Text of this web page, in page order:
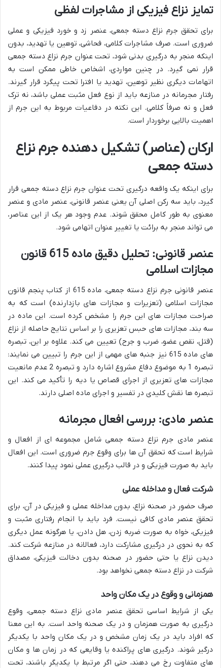
تمایز نزاع فیزیکی از مشاجرات لفظی
برای تحقق جرم نزاع دسته جمعی، عنصر زد و خورد فیزیکی و عملی
ضروری است. صرف مشاجرات کلامی، فحاشی، توهین یا تهدید، بدون
اینکه منجر به درگیری بدنی شود، تحت عنوان جرم نزاع دسته جمعی
قرار نمی گیرد. در چنین مواردی، اشخاص خاطی ممکن است به
اتهامات دیگری نظیر توهین، تهدید یا افترا تحت پیگرد قرار گیرند.
رفتار مجرمانه در منازعه باید از نوع فعل مثبت عملی باشد، نه ترک
فعل و نه صرفاً کلامی. این نکته در دفاعیات مربوط به این جرم از
اهمیت بالایی برخوردار است.
ارکان (عناصر) تشکیل دهنده جرم نزاع
دسته جمعی
برای اینکه یک واقعه درگیری تحت عنوان جرم نزاع دسته جمعی قرار
گیرد، باید سه رکن اصلی آن یعنی عنصر قانونی، عنصر مادی و عنصر
معنوی به طور کامل محقق شوند. عدم وجود هر یک از این عناصر،
می تواند منجر به برائت یا تغییر عنوان اتهامی شود.
عنصر قانونی: تحلیل دقیق ماده 615 قانون
مجازات اسلامی
عنصر قانونی جرم نزاع دسته جمعی، ماده 615 از کتاب پنجم قانون
مجازات اسلامی (تعزیرات و مجازات های بازدارنده) است که به
صراحت مجازات های این جرم را مشخص کرده است. این ماده در
سه بند، مجازات های حبس تعزیری را بر اساس نتایج حاصله از نزاع
(قتل، نقص عضو، ضرب و جرح) تعیین می کند. علاوه بر این، تبصره
های ماده 615 نیز جنبه های مهمی از این جرم را تبیین می نمایند:
تبصره 1 به موضوع دفاع مشروع اشاره دارد و تبصره 2 عدم مانعیت
مجازات های تعزیری از اجرای قصاص یا دیه را تأکید می کند. این
تبصره ها نقش کلیدی در تفسیر و اجرای ماده اصلی دارند.
عنصر مادی: بررسی افعال مجرمانه
عنصر مادی جرم نزاع دسته جمعی شامل مجموعه ای از افعال و
شرایط است که تحقق آن ها برای وقوع جرم ضروری است. این افعال
باید به صورت فیزیکی و در قالب درگیری عملی نمود پیدا کنند.
شرکت فعال و مداخله عملی
صرف حضور در صحنه نزاع، بدون مداخله عملی و فیزیکی در آن، برای
تحقق عنصر مادی کافی نیست. فرد باید با انجام رفتاری مثبت و
فیزیکی، خواه به صورت ضربه زدن، هل دادن، یا هرگونه عمل دیگری
که به نحوی در درگیری مشارکت دارد، فعالانه در منازعه شرکت کند.
دیدن نزاع یا حتی حضور در صحنه بدون دخالت فیزیکی، مصداق
شرکت در نزاع دسته جمعی نخواهد بود.
همزمانی و وقوع در یک مکان واحد
یکی از شرایط اساسی تحقق عنصر مادی نزاع دسته جمعی، وقوع
درگیری به صورت همزمان و در یک صحنه واحد است. به این معنا
که افراد باید در یک زمان مشخص و در یک مکان واحد با یکدیگر
درگیر شوند. درگیری های پراکنده یا وقایعی که در زمان ها و مکان
های متفاوت رخ می دهند، حتی اگر مرتبط با یکدیگر باشند، تحت